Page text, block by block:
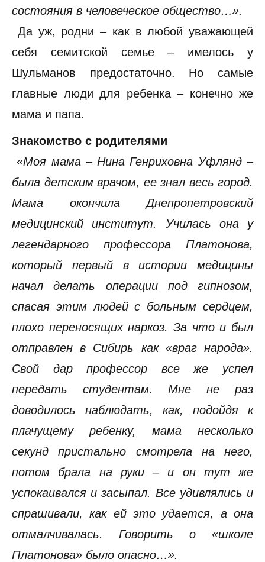
состояния в человеческое общество…».
Да уж, родни – как в любой уважающей
себя семитской семье – имелось у
Шульманов предостаточно. Но самые
главные люди для ребенка – конечно же
мама и папа.
Знакомство с родителями
«Моя мама – Нина Генриховна Уфлянд –
была детским врачом, ее знал весь город.
Мама окончила Днепропетровский
медицинский институт. Училась она у
легендарного профессора Платонова,
который первый в истории медицины
начал делать операции под гипнозом,
спасая этим людей с больным сердцем,
плохо переносящих наркоз. За что и был
отправлен в Сибирь как «враг народа».
Свой дар профессор все же успел
передать студентам. Мне не раз
доводилось наблюдать, как, подойдя к
плачущему ребенку, мама несколько
секунд пристально смотрела на него,
потом брала на руки – и он тут же
успокаивался и засыпал. Все удивлялись и
спрашивали, как ей это удается, а она
отмалчивалась. Говорить о «школе
Платонова» было опасно…».